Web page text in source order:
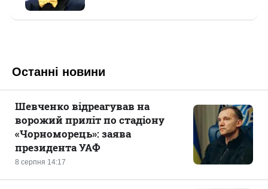
Останні новини
8 серпня 14:17
Шевченко відреагував на
ворожий приліт по стадіону
«Чорноморець»: заява
президента УАФ